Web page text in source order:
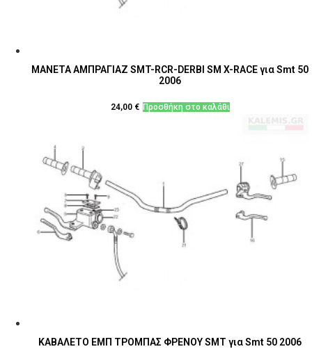
ΜΑΝΕΤΑ ΑΜΠΡΑΓΙΑΖ SMT-RCR-DERBI SM X-RACE για Smt 50
2006
24,00 € Προσθήκη στο καλάθι
ΚΑΒΑΛΕΤΟ ΕΜΠ ΤΡΟΜΠΑΣ ΦΡΕΝΟΥ SMT για Smt 50 2006